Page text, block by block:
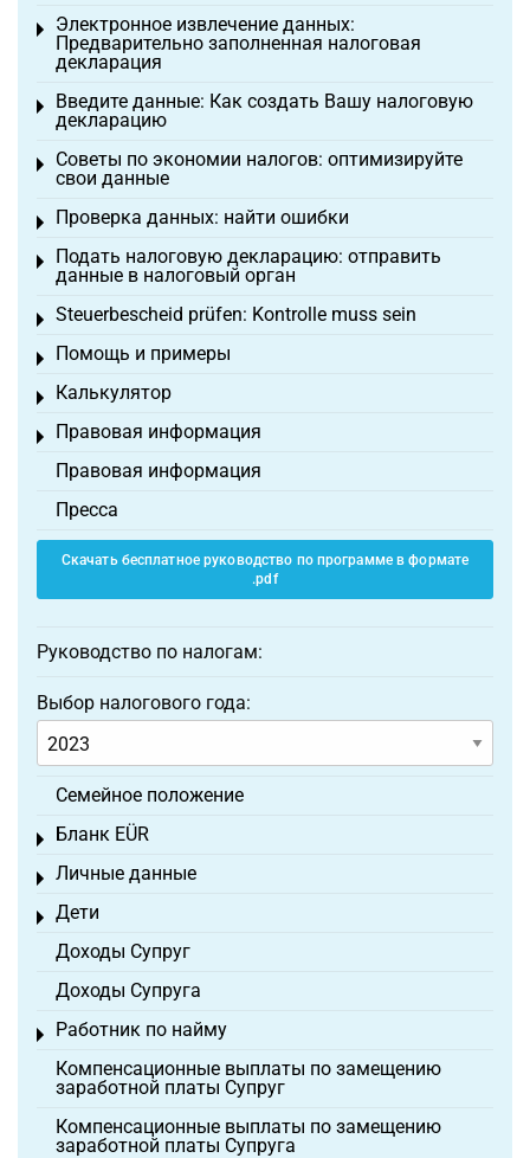
Электронное извлечение данных:
Предварительно заполненная налоговая
декларация
Toggle menu
Введите данные: Как создать Вашу налоговую
декларацию
Toggle menu
Советы по экономии налогов: оптимизируйте
свои данные
Toggle menu
Проверка данных: найти ошибки
Toggle menu
Подать налоговую декларацию: отправить
данные в налоговый орган
Toggle menu
Steuerbescheid prüfen: Kontrolle muss sein
Toggle menu
Помощь и примеры
Toggle menu
Калькулятор
Toggle menu
Правовая информация
Toggle menu
Правовая информация
Пресса
Скачать бесплатное руководство по программе в формате
.pdf
Руководство по налогам:
Выбор налогового года:
Семейное положение
Бланк EÜR
Toggle menu
Личные данные
Toggle menu
Дети
Toggle menu
Доходы Супруг
Доходы Супруга
Работник по найму
Toggle menu
Компенсационные выплаты по замещению
заработной платы Супруг
Компенсационные выплаты по замещению
заработной платы Супруга